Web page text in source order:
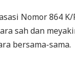
Nomor 864
sah dan
bersama-sama.